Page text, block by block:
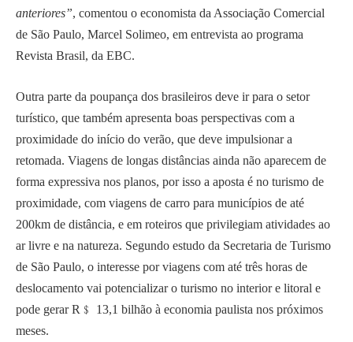
anteriores”, comentou o economista da Associação Comercial
de São Paulo, Marcel Solimeo, em entrevista ao programa
Revista Brasil, da EBC.
Outra parte da poupança dos brasileiros deve ir para o setor
turístico, que também apresenta boas perspectivas com a
proximidade do início do verão, que deve impulsionar a
retomada. Viagens de longas distâncias ainda não aparecem de
forma expressiva nos planos, por isso a aposta é no turismo de
proximidade, com viagens de carro para municípios de até
200km de distância, e em roteiros que privilegiam atividades ao
ar livre e na natureza. Segundo estudo da Secretaria de Turismo
de São Paulo, o interesse por viagens com até três horas de
deslocamento vai potencializar o turismo no interior e litoral e
pode gerar R﹩ 13,1 bilhão à economia paulista nos próximos
meses.